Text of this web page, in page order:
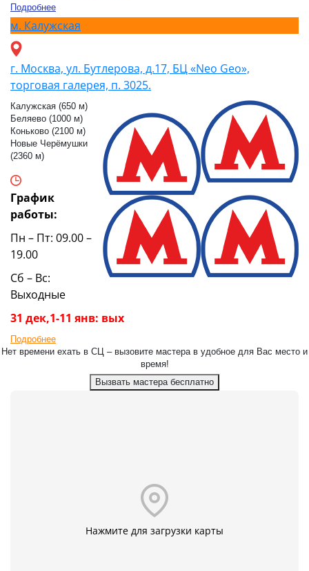
Подробнее
м. Калужская
г. Москва, ул. Бутлерова, д.17, БЦ «Neo Geo»,
торговая галерея, п. 3025.
Калужская (650 м)
Беляево (1000 м)
Коньково (2100 м)
Новые Черёмушки
(2360 м)
График
работы:
Пн – Пт: 09.00 –
19.00
Сб – Вс:
Выходные
31 дек,1-11 янв: вых
Подробнее
Нет времени ехать в СЦ – вызовите мастера в удобное для Вас место и
время!
Вызвать мастера бесплатно
Нажмите для загрузки карты